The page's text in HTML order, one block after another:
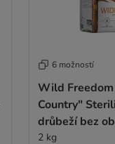
6 možností
Wild
Country"
drůbeží bez
2 kg